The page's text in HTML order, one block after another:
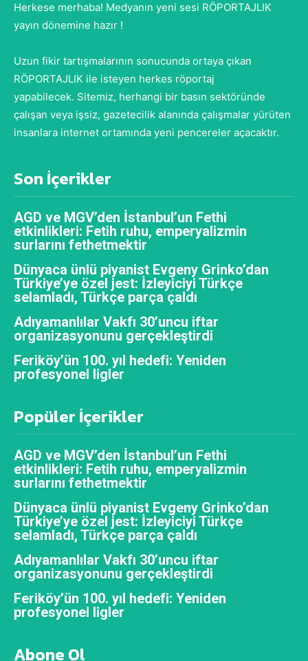
Herkese merhaba! Medyanın yeni sesi RÖPORTAJLIK
yayın dönemine hazır !
Uzun fikir tartışmalarının sonucunda ortaya çıkan
RÖPORTAJLIK ile isteyen herkes röportaj
yapabilecek. Sitemiz, herhangi bir basın sektöründe
çalışan veya işsiz, gazetecilik alanında çalışmalar yürüten
insanlara internet ortamında yeni pencereler açacaktır.
Son İçerikler
AGD ve MGV’den İstanbul’un Fethi
etkinlikleri: Fetih ruhu, emperyalizmin
surlarını fethetmektir
Dünyaca ünlü piyanist Evgeny Grinko’dan
Türkiye’ye özel jest: İzleyiciyi Türkçe
selamladı, Türkçe parça çaldı
Adıyamanlılar Vakfı 30’uncu iftar
organizasyonunu gerçekleştirdi
Feriköy’ün 100. yıl hedefi: Yeniden
profesyonel ligler
Popüler İçerikler
AGD ve MGV’den İstanbul’un Fethi
etkinlikleri: Fetih ruhu, emperyalizmin
surlarını fethetmektir
Dünyaca ünlü piyanist Evgeny Grinko’dan
Türkiye’ye özel jest: İzleyiciyi Türkçe
selamladı, Türkçe parça çaldı
Adıyamanlılar Vakfı 30’uncu iftar
organizasyonunu gerçekleştirdi
Feriköy’ün 100. yıl hedefi: Yeniden
profesyonel ligler
Abone Ol